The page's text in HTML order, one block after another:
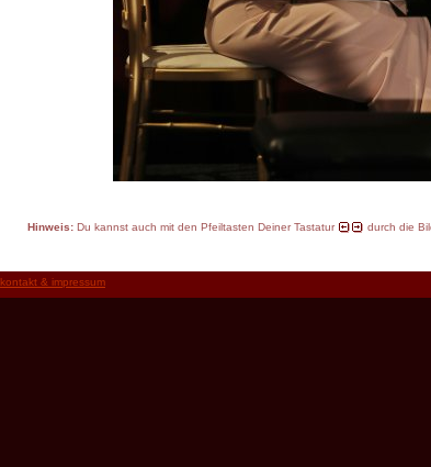
Hinweis:Du kannst auch mit den Pfeiltasten Deiner Tastatur durch die
kontakt & impressum